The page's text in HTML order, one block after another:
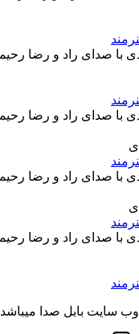
سایت بابل صدا میباشد